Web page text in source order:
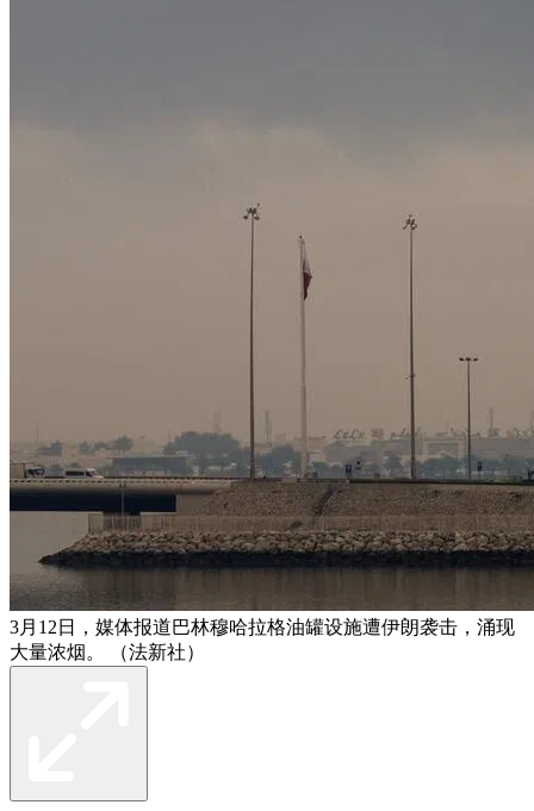
3月12日，媒体报道巴林穆哈拉格油罐设施遭伊朗袭击，涌现
大量浓烟。 （法新社）